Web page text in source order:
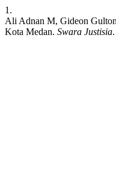
1.
Ali Adnan M, Gideon
Kota Medan. Swara Justisia